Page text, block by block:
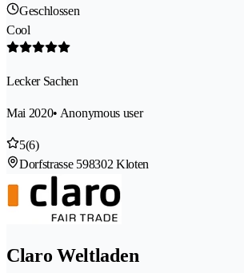
Geschlossen
Cool
Lecker Sachen
Mai 2020• Anonymous user
5(6)
Dorfstrasse 598302 Kloten
Claro Weltladen